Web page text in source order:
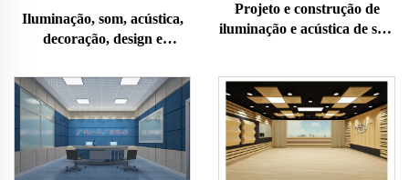
Iluminação, som, acústica,
decoração, design e
conferência
Projeto e construção de
iluminação e acústica de sala